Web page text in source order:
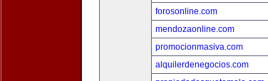
forosonline.com
mendozaonline.com
promocionmasiva.com
alquilerdenegocios.com